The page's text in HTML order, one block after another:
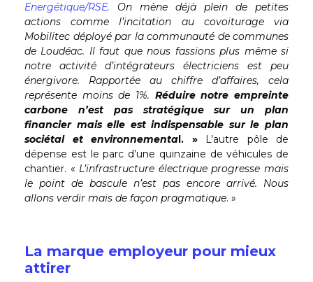
Energétique/RSE.
On mène déjà plein de petites
actions comme l’incitation au covoiturage via
Mobilitec déployé par la communauté de communes
de Loudéac. Il faut que nous fassions plus même si
notre activité d’intégrateurs électriciens est peu
énergivore. Rapportée au chiffre d’affaires, cela
représente moins de 1%. Réduire notre empreinte
carbone n’est pas stratégique sur un plan
financier mais elle est indispensable sur le plan
sociétal et environnemental. »L’autre pôle de
dépense est le parc d’une quinzaine de véhicules de
chantier. « L’infrastructure électrique progresse mais
le point de bascule n’est pas encore arrivé. Nous
allons verdir mais de façon pragmatique. »
La marque employeur pour mieux
attirer